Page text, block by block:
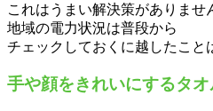
これはうまい解決策がありませ
地域の電力状況は普段から
チェックしておくに越したこと
手や顔をきれいにするタオ